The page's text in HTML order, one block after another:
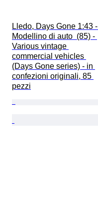
Lledo, Days Gone 1:43 -
Modellino di auto  (85) -
Various vintage
commercial vehicles
(Days Gone series) - in
confezioni originali, 85
pezzi